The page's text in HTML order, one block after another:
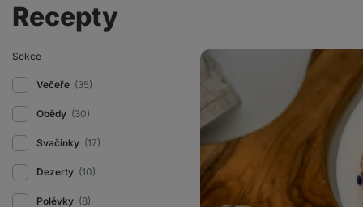
Recepty
Sekce
Večeře (35)
Obědy (30)
Svačinky (17)
Dezerty (10)
Polévky (8)
Celerová